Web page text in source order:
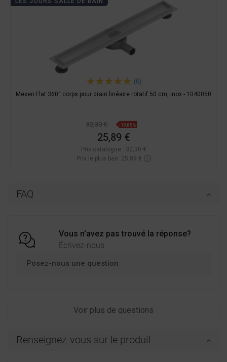
FAQ
Vous n'avez pas trouvé la réponse?
Écrivez-nous
Posez-nous une question
Voir plus de questions
Renseignez-vous sur le produit
(6)
Mexen Flat 360° corps pour drain linéaire rotatif 50 cm, inox - 1040050
32,30 € -19,85%
25,89 €
Prix catalogue :
32,30 €
Prix le plus bas: 25,89 €